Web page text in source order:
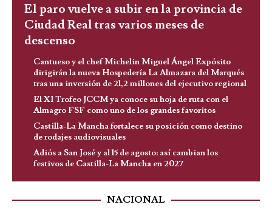
El paro vuelve a subir en la provincia de
Ciudad Real tras varios meses de
descenso
Cantueso y el chef Michelin Miguel Ángel Expósito
dirigirán la nueva Hospedería La Almazara del Marqués
tras una inversión de 21,2 millones del ejecutivo regional
El XI Trofeo JCCM ya conoce su hoja de ruta con el
Almagro FSF como uno de los grandes favoritos
Castilla-La Mancha fortalece su posición como destino
de rodajes audiovisuales
Adiós a San José y al 15 de agosto: así cambian los
festivos de Castilla-La Mancha en 2027
NACIONAL